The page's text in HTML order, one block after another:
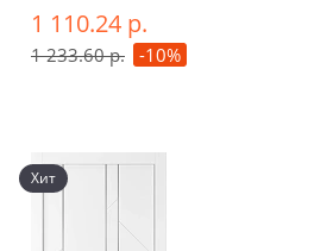
1 110.24 р.
1 233.60 р. -10%
Хит